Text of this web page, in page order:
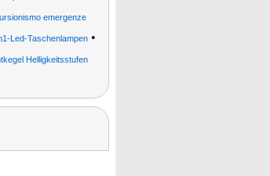
emergenze
Led-Taschenlampen •
Helligkeitsstufen